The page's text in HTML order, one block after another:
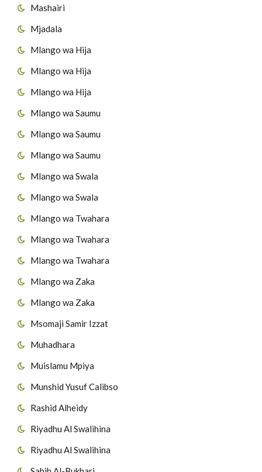
Mashairi
Mjadala
Mlango wa Hija
Mlango wa Hija
Mlango wa Hija
Mlango wa Saumu
Mlango wa Saumu
Mlango wa Saumu
Mlango wa Swala
Mlango wa Swala
Mlango wa Twahara
Mlango wa Twahara
Mlango wa Twahara
Mlango wa Zaka
Mlango wa Zaka
Msomaji Samir Izzat
Muhadhara
Muislamu Mpiya
Munshid Yusuf Calibso
Rashid Alheidy
Riyadhu Al Swalihina
Riyadhu Al Swalihina